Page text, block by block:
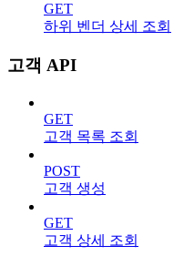
GET
하위 벤더 상세 조회
고객 API
GET
고객 목록 조회
POST
고객 생성
GET
고객 상세 조회